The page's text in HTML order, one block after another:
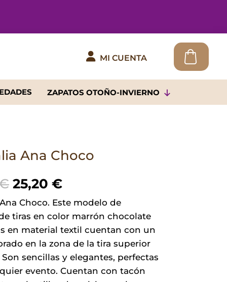
 MI CUENTA
ZAPATOS OTOÑO-INVIERNO
Ana Choco
El
precio
original
era:
36,00 €.
25,20 €El
precio
actual
es:
25,20 €.
Choco. Este modelo de
tiras en color marrón chocolate
en material textil cuentan con un
en la zona de la tira superior
sencillas y elegantes, perfectas
evento. Cuentan con tacón